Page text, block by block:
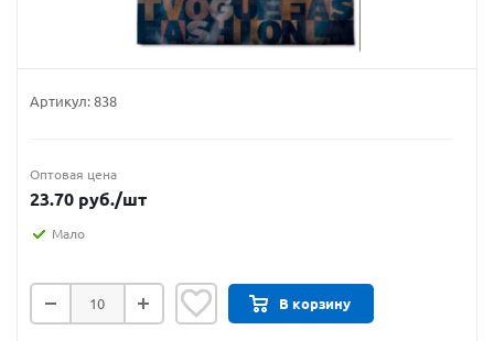
Артикул: 838
Оптовая цена
23.70 руб./шт
Мало
В корзину